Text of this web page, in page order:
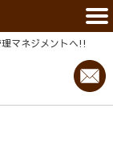
マネジメントヘ!!